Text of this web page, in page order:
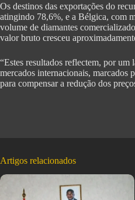
Os destinos das exportações do
atingindo 78,6%, e a Bélgica, com
volume de diamantes
valor bruto cresceu
“Estes resultados reflectem, por
mercados internacionais, marcados
para compensar a redução dos
Artigos relacionados